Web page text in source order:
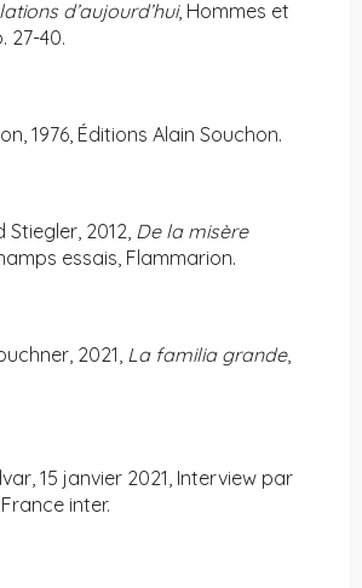
d’aujourd’hui, Hommes et
27-40.
1976, Éditions Alain Souchon.
Stiegler, 2012, De la misère
essais, Flammarion.
2021, La familia grande,
15 janvier 2021, Interview par
inter.